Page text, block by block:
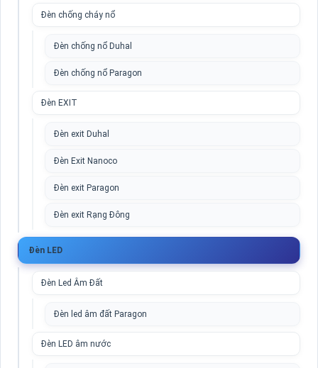
Đèn chống cháy nổ
Đèn chống nổ Duhal
Đèn chống nổ Paragon
Đèn EXIT
Đèn exit Duhal
Đèn Exit Nanoco
Đèn exit Paragon
Đèn exit Rạng Đông
Đèn LED
Đèn Led Âm Đất
Đèn led âm đất Paragon
Đèn LED âm nước